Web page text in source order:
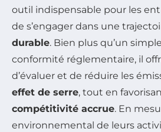
outil indispensable pour les
de s’engager dans une
durable. Bien plus qu’un
conformité réglementaire, il
d’évaluer et de réduire les
effet de serre, tout en
compétitivité accrue. En
environnemental de leurs